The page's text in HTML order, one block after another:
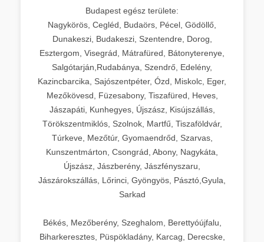
Budapest egész területe:
Nagykörös, Cegléd, Budaörs, Pécel, Gödöllő,
Dunakeszi, Budakeszi, Szentendre, Dorog,
Esztergom, Visegrád, Mátrafüred, Bátonyterenye,
Salgótarján,Rudabánya, Szendrő, Edelény,
Kazincbarcika, Sajószentpéter, Ózd, Miskolc, Eger,
Mezőkövesd, Füzesabony, Tiszafüred, Heves,
Jászapáti, Kunhegyes, Újszász, Kisújszállás,
Törökszentmiklós, Szolnok, Martfű, Tiszaföldvár,
Túrkeve, Mezőtúr, Gyomaendrőd, Szarvas,
Kunszentmárton, Csongrád, Abony, Nagykáta,
Újszász, Jászberény, Jászfényszaru,
Jászárokszállás, Lőrinci, Gyöngyös, Pásztó,Gyula,
Sarkad
Békés, Mezőberény, Szeghalom, Berettyóújfalu,
Biharkeresztes, Püspökladány, Karcag, Derecske,